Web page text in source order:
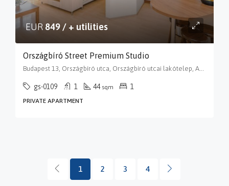
EUR 849 / + utilities
Országbíró Street Premium Studio
Budapest 13, Országbíró utca, Országbíró utcai lakótelep, Angyalföld, XIII. kerület, Budapest, Közép-Magyarország, 1139, Magyarország
gs-0109 1 44 sqm 1
PRIVATE APARTMENT
1 2 3 4